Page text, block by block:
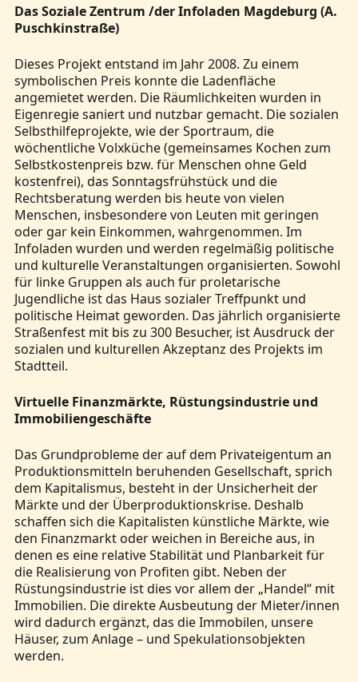
Das Soziale Zentrum /der Infoladen Magdeburg (A.
Puschkinstraße)
Dieses Projekt entstand im Jahr 2008. Zu einem
symbolischen Preis konnte die Ladenfläche
angemietet werden. Die Räumlichkeiten wurden in
Eigenregie saniert und nutzbar gemacht. Die sozialen
Selbsthilfeprojekte, wie der Sportraum, die
wöchentliche Volxküche (gemeinsames Kochen zum
Selbstkostenpreis bzw. für Menschen ohne Geld
kostenfrei), das Sonntagsfrühstück und die
Rechtsberatung werden bis heute von vielen
Menschen, insbesondere von Leuten mit geringen
oder gar kein Einkommen, wahrgenommen. Im
Infoladen wurden und werden regelmäßig politische
und kulturelle Veranstaltungen organisierten. Sowohl
für linke Gruppen als auch für proletarische
Jugendliche ist das Haus sozialer Treffpunkt und
politische Heimat geworden. Das jährlich organisierte
Straßenfest mit bis zu 300 Besucher, ist Ausdruck der
sozialen und kulturellen Akzeptanz des Projekts im
Stadtteil.
Virtuelle Finanzmärkte, Rüstungsindustrie und
Immobiliengeschäfte
Das Grundprobleme der auf dem Privateigentum an
Produktionsmitteln beruhenden Gesellschaft, sprich
dem Kapitalismus, besteht in der Unsicherheit der
Märkte und der Überproduktionskrise. Deshalb
schaffen sich die Kapitalisten künstliche Märkte, wie
den Finanzmarkt oder weichen in Bereiche aus, in
denen es eine relative Stabilität und Planbarkeit für
die Realisierung von Profiten gibt. Neben der
Rüstungsindustrie ist dies vor allem der „Handel“ mit
Immobilien. Die direkte Ausbeutung der Mieter/innen
wird dadurch ergänzt, das die Immobilen, unsere
Häuser, zum Anlage – und Spekulationsobjekten
werden.